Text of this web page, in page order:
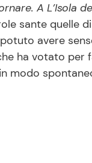
A L’Isola
sante quelle
avere
ha votato per
modo